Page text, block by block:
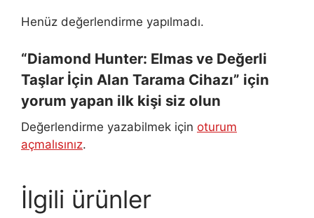
Henüz değerlendirme yapılmadı.
“Diamond Hunter: Elmas ve Değerli
Taşlar İçin Alan Tarama Cihazı” için
yorum yapan ilk kişi siz olun
Değerlendirme yazabilmek için oturum
açmalısınız.
İlgili ürünler